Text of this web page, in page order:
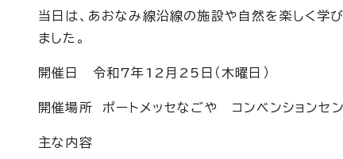
当日は、あおなみ線沿線の施設や自然を楽しく学
ました。
開催日 令和7年12月25日（木曜日）
開催場所 ポートメッセなごや コンベンションセン
主な内容